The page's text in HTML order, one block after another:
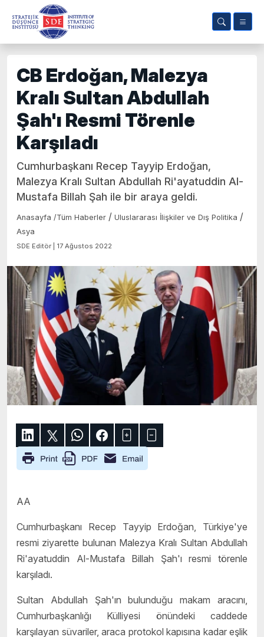
CB Erdoğan, Malezya
Kralı Sultan Abdullah
Şah'ı Resmi Törenle
Karşıladı
Cumhurbaşkanı Recep Tayyip Erdoğan,
Malezya Kralı Sultan Abdullah Ri'ayatuddin Al-
Mustafa Billah Şah ile bir araya geldi.
Anasayfa /Tüm Haberler / Uluslararası İlişkiler ve Dış Politika /
Asya
SDE Editör | 17 Ağustos 2022
AA
Cumhurbaşkanı Recep Tayyip Erdoğan, Türkiye'ye
resmi ziyarette bulunan Malezya Kralı Sultan Abdullah
Ri'ayatuddin Al-Mustafa Billah Şah'ı resmi törenle
karşıladı.
Sultan Abdullah Şah'ın bulunduğu makam aracını,
Cumhurbaşkanlığı Külliyesi önündeki caddede
karşılayan süvariler, araca protokol kapısına kadar eşlik